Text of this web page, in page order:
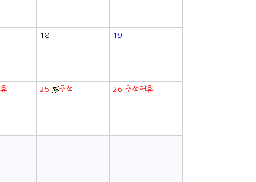
18 19
25 추석 26 추석연휴